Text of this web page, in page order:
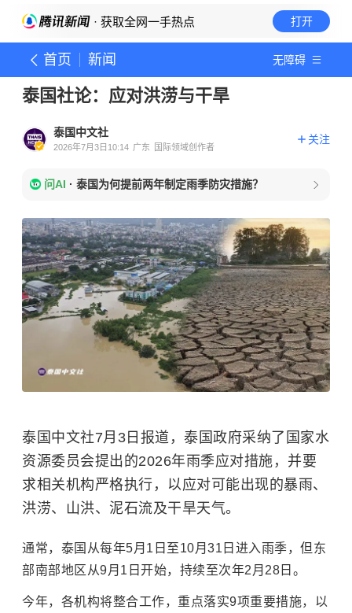
· 获取全网一手热点 打开
首页 新闻 无障碍
泰国社论：应对洪涝与干旱
泰国中文社
2026年7月3日10:14 广东 国际领域创作者
关注
问AI · 泰国为何提前两年制定雨季防灾措施？
泰国中文社7月3日报道，泰国政府采纳了国家水
资源委员会提出的2026年雨季应对措施，并要
求相关机构严格执行，以应对可能出现的暴雨、
洪涝、山洪、泥石流及干旱天气。
通常，泰国从每年5月1日至10月31日进入雨季，但东
部南部地区从9月1日开始，持续至次年2月28日。
今年，各机构将整合工作，重点落实9项重要措施，以